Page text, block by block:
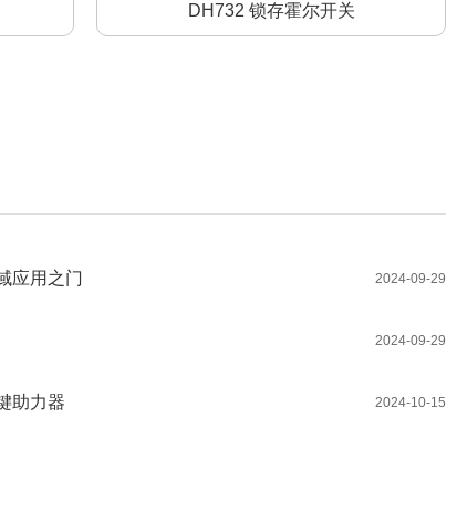
DH732 锁存霍尔开关
2024-09-29
应用之门
2024-09-29
2024-10-15
助力器